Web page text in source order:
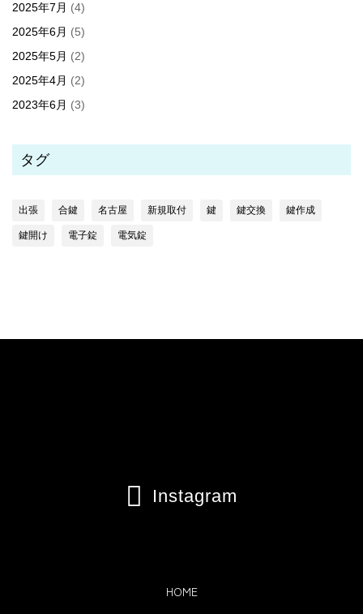
2025年7月 (4)
2025年6月 (5)
2025年5月 (2)
2025年4月 (2)
2023年6月 (3)
タグ
出張 合鍵 名古屋 新規取付 鍵 鍵交換 鍵作成
鍵開け 電子錠 電気錠
 Instagram
HOME